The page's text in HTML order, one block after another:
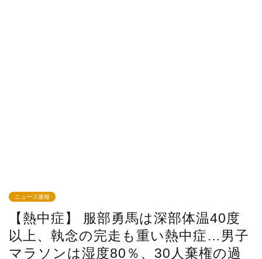
ニュース速報
【熱中症】 服部勇馬は深部体温40度
以上、執念の完走も重い熱中症…男子
マラソンは湿度80％、30人棄権の過